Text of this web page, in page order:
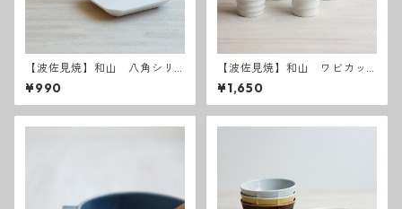
【波佐見焼】和山 八角シリ
ーズ プレートM
¥990
【波佐見焼】和山 ワビカッ
プ 白 - 全6種類 -
¥1,650